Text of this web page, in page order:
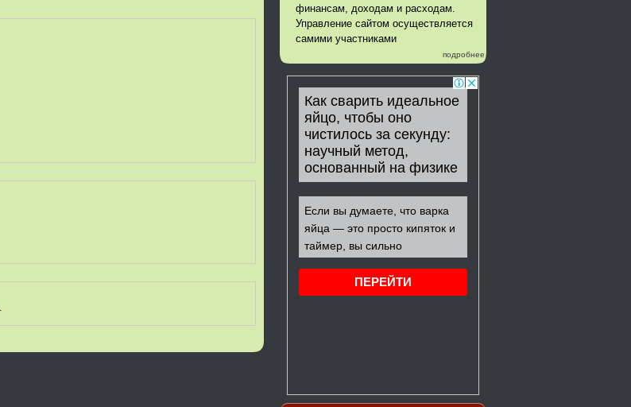
финансам, доходам и расходам.
Управление сайтом осуществляется
самими участниками
подробнее